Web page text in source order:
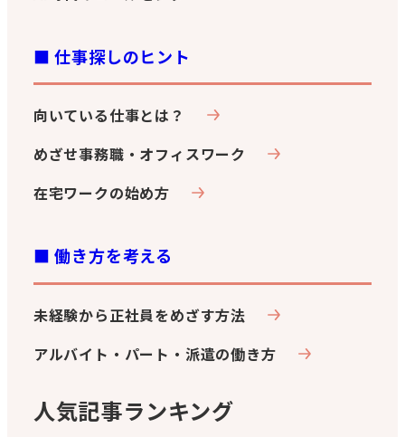
■ 仕事探しのヒント
向いている仕事とは？
めざせ事務職・オフィスワーク
在宅ワークの始め方
■ 働き方を考える
未経験から正社員をめざす方法
アルバイト・パート・派遣の働き方
人気記事ランキング